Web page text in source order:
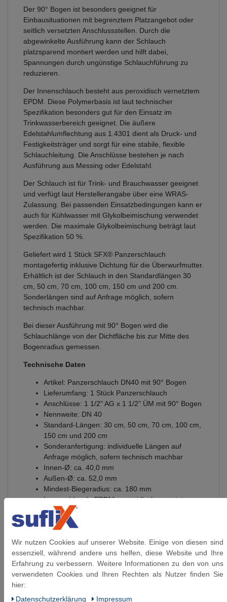
Der 90° Bogen ist besonders geeignet für
Einbausituationen mit begrenztem Platzangebot oder
seitlich versetzten Anschlussstellen. Durch die
abgewinkelte Ausführung kann der Schlauch
platzsparend montiert werden und hilft dabei,
Spannungen durch ungünstige Schlauchführung zu
reduzieren.
Der Innenschlauch besteht aus peroxidisch vernetztem
EPDM. Diese Polymerbasis ist laut technischer
Spezifikation besonders gut für den Einsatz im
Trinkwasserbereich geeignet. Die äußere
Edelstahlumflechtung aus 1.4301 dient als Druck- und
Festigkeitsträger und sorgt für eine stabile, flexible
Schlauchleitung. Die Anschlüsse bestehen je nach
Ausführung aus Messing oder Edelstahl.
Der Schlauch ist für Trink- und Brauchwasser geeignet
und verfügt laut Herstellerangabe über eine WRAS-
Zulassung. Bei passenden Einsatzbedingungen kann er
auch für Kühlwasser mit Glykolbeimischung verwendet
werden. Die maximale Glykolbeimischung beträgt laut
Spezifikation 50 %.
Geliefert wird 1 Stück SFX® Panzerschlauch
montagefertig inklusive Dichtung für die Überwurfmutter.
Erhältlich ist der Schlauch in den Standardlängen 30
cm, 50 cm, 70 cm, 100 cm, 150 cm und 200 cm.
Sonderlängen sind auf Anfrage möglich, sofern
technisch machbar.
Bei dieser Ausführung mit 90° Bogen wird die
Schlauchlänge von der Dichtfläche bis zur Mitte des
Bogenradius gemessen.
Technische Daten
Artikel: Panzerschlauch DN40 mit 90° Bogen
Lieferumfang: 1 Stück Panzerschlauch
Anschlüsse: 1 1/2" AG x 1 1/2" ÜM mit 90° Bogen
Nennweite: DN 40
Standard-Längen: 30 cm, 50 cm, 70 cm, 100 cm,
150 cm und 200 cm
Sonderanfertigung: individuelle Längen auf
Anfrage möglich, sofern technisch machbar
Innen-Ø: ca. 40,0 mm
Außen-Ø: ca. 52,0 mm
Mindest-Biegeradius: ca. 180 mm
Innenschlauch: EPDM, peroxidisch vernetzt
Umflechtung: Edelstahl 1.4301
Anschlüsse: Messing oder Edelstahl, je nach
Ausführung
Gewinde: flachdichtendes G-Gewinde
Betriebsdruck: bis 6 bar
Temperaturbereich: -20 °C bis +90 °C
Ozonbeständigkeit: gut
Verwendung: Trinkwasser, Brauchwasser,
Wir nutzen Cookies auf unserer Website. Einige von diesen sind
essenziell, während andere uns helfen, diese Website und Ihre
Erfahrung zu verbessern. Weitere Informationen zu den von uns
verwendeten Cookies und Ihren Rechten als Nutzer finden Sie
hier:
Daten­schutz­erklärung
Impressum